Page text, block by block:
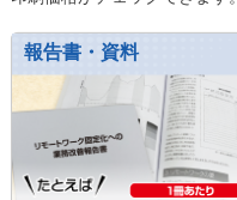
報告書・資料